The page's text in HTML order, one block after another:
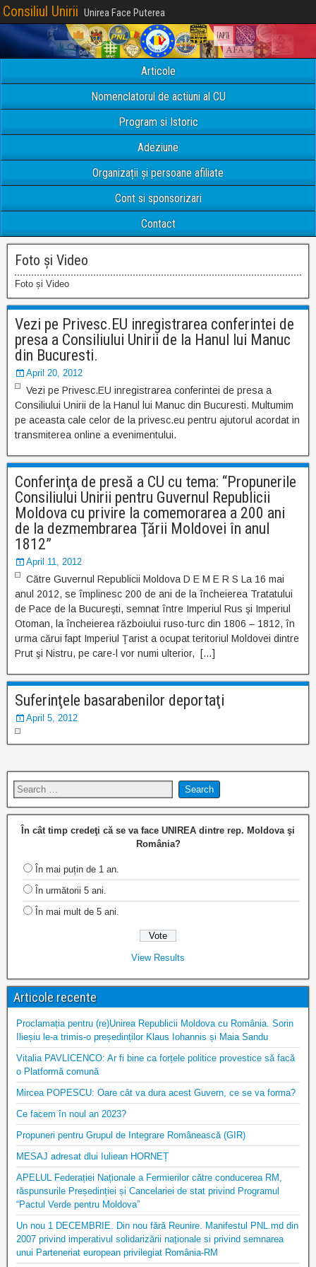
Consiliul Unirii Unirea Face Puterea
Articole
Nomenclatorul de actiuni al CU
Program si Istoric
Adeziune
Organizații și persoane afiliate
Cont si sponsorizari
Contact
Foto și Video
Foto și Video
Vezi pe Privesc.EU inregistrarea conferintei de
presa a Consiliului Unirii de la Hanul lui Manuc
din Bucuresti.
April 20, 2012
Vezi pe Privesc.EU inregistrarea conferintei de presa a
Consiliului Unirii de la Hanul lui Manuc din Bucuresti. Multumim
pe aceasta cale celor de la privesc.eu pentru ajutorul acordat in
transmiterea online a evenimentului.
Conferinţa de presă a CU cu tema: “Propunerile
Consiliului Unirii pentru Guvernul Republicii
Moldova cu privire la comemorarea a 200 ani
de la dezmembrarea Ţării Moldovei în anul
1812”
April 11, 2012
Către Guvernul Republicii Moldova D E M E R S La 16 mai
anul 2012, se împlinesc 200 de ani de la încheierea Tratatului
de Pace de la Bucureşti, semnat între Imperiul Rus şi Imperiul
Otoman, la încheierea războiului ruso-turc din 1806 – 1812, în
urma cărui fapt Imperiul Ţarist a ocupat teritoriul Moldovei dintre
Prut şi Nistru, pe care-l vor numi ulterior, […]
Suferinţele basarabenilor deportaţi
April 5, 2012
În cât timp credeţi că se va face UNIREA dintre rep. Moldova şi
România?
În mai puțin de 1 an.
În următorii 5 ani.
În mai mult de 5 ani.
View Results
Articole recente
Proclamația pentru (re)Unirea Republicii Moldova cu România. Sorin
Ilieșiu le-a trimis-o președinților Klaus Iohannis și Maia Sandu
Vitalia PAVLICENCO: Ar fi bine ca forțele politice provestice să facă
o Platformă comună
Mircea POPESCU: Oare cât va dura acest Guvern, ce se va forma?
Ce facem în noul an 2023?
Propuneri pentru Grupul de Integrare Românească (GIR)
MESAJ adresat dlui Iuliean HORNEȚ
APELUL Federației Naționale a Fermierilor către conducerea RM,
răspunsurile Președinției și Cancelariei de stat privind Programul
“Pactul Verde pentru Moldova”
Un nou 1 DECEMBRIE. Din nou fără Reunire. Manifestul PNL.md din
2007 privind imperativul solidarizării naționale si privind semnarea
unui Parteneriat european privilegiat România-RM